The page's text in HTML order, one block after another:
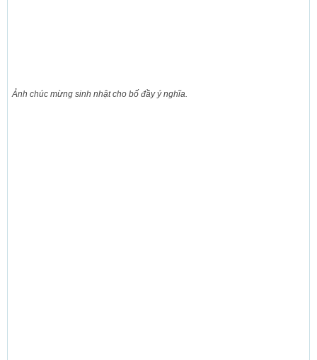
Ảnh chúc mừng sinh nhật cho bố đầy ý nghĩa.